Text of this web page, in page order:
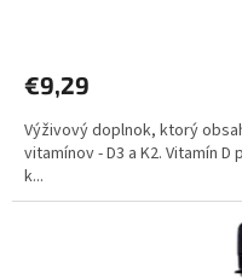
€9,29
Výživový doplnok, ktorý
vitamínov - D3 a K2. Vitamín
k...